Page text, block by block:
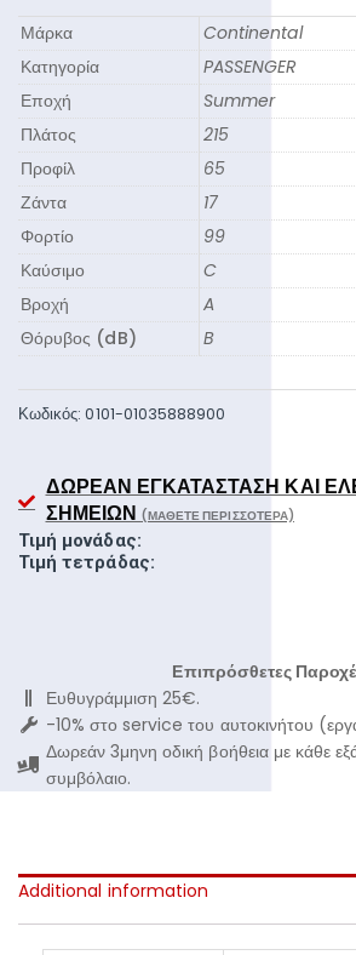
Μάρκα
Continental
Κατηγορία
PASSENGER
Εποχή
Summer
Πλάτος
215
Προφίλ
65
Ζάντα
17
Φορτίο
99
Καύσιμο
C
Βροχή
A
Θόρυβος (dB)
B
Κωδικός:0101-01035888900
ΔΩΡΕΆΝ ΕΓΚΑΤΆΣΤΑΣΗ ΚΑΙ
ΣΗΜΕΊΩΝ (ΜΆΘΕΤΕ ΠΕΡΙΣΣΌΤΕΡΑ)
Τιμή μονάδας:
Τιμή τετράδας:
Επιπρόσθετες
Ευθυγράμμιση 25€.
-10% στο service του αυτοκινήτου
Δωρεάν 3μηνη οδική βοήθεια με κάθε
συμβόλαιο.
Additional information